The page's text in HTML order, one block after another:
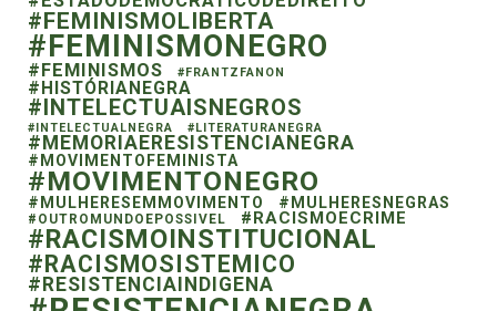
#FEMINISMOLIBERTA
#FEMINISMONEGRO
#FEMINISMOS #FRANTZFANON
#HISTÓRIANEGRA
#INTELECTUAISNEGROS
#INTELECTUALNEGRA #LITERATURANEGRA
#MEMORIAERESISTENCIANEGRA
#MOVIMENTOFEMINISTA
#MOVIMENTONEGRO
#MULHERESEMMOVIMENTO #MULHERESNEGRAS
#OUTROMUNDOEPOSSIVEL #RACISMOECRIME
#RACISMOINSTITUCIONAL
#RACISMOSISTEMICO
#RESISTENCIAINDIGENA